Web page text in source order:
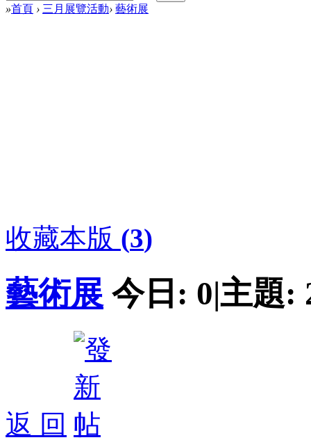
»首頁 › 三月展覽活動› 藝術展
收藏本版 (3)
藝術展 今日: 0|主題:
返 回